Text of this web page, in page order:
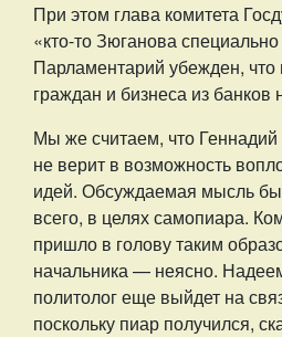
При этом глава комитета
«кто-то Зюганова специально
Парламентарий убежден, что
граждан и бизнеса из банков
Мы же считаем, что
не верит в возможность
идей. Обсуждаемая мысль
всего, в целях самопиара.
пришло в голову таким
начальника — неясно.
политолог еще выйдет на
поскольку пиар получился,